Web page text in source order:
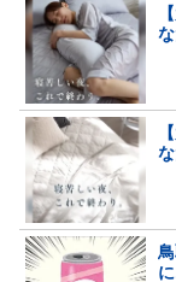
な
な